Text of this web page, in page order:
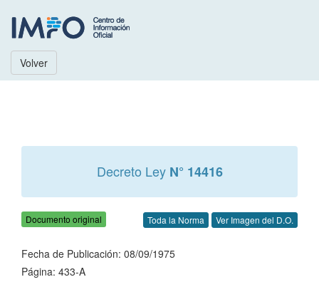
Volver
Decreto Ley N° 14416
Documento original Toda la Norma Ver Imagen del D.O.
Fecha de Publicación: 08/09/1975
Página: 433-A